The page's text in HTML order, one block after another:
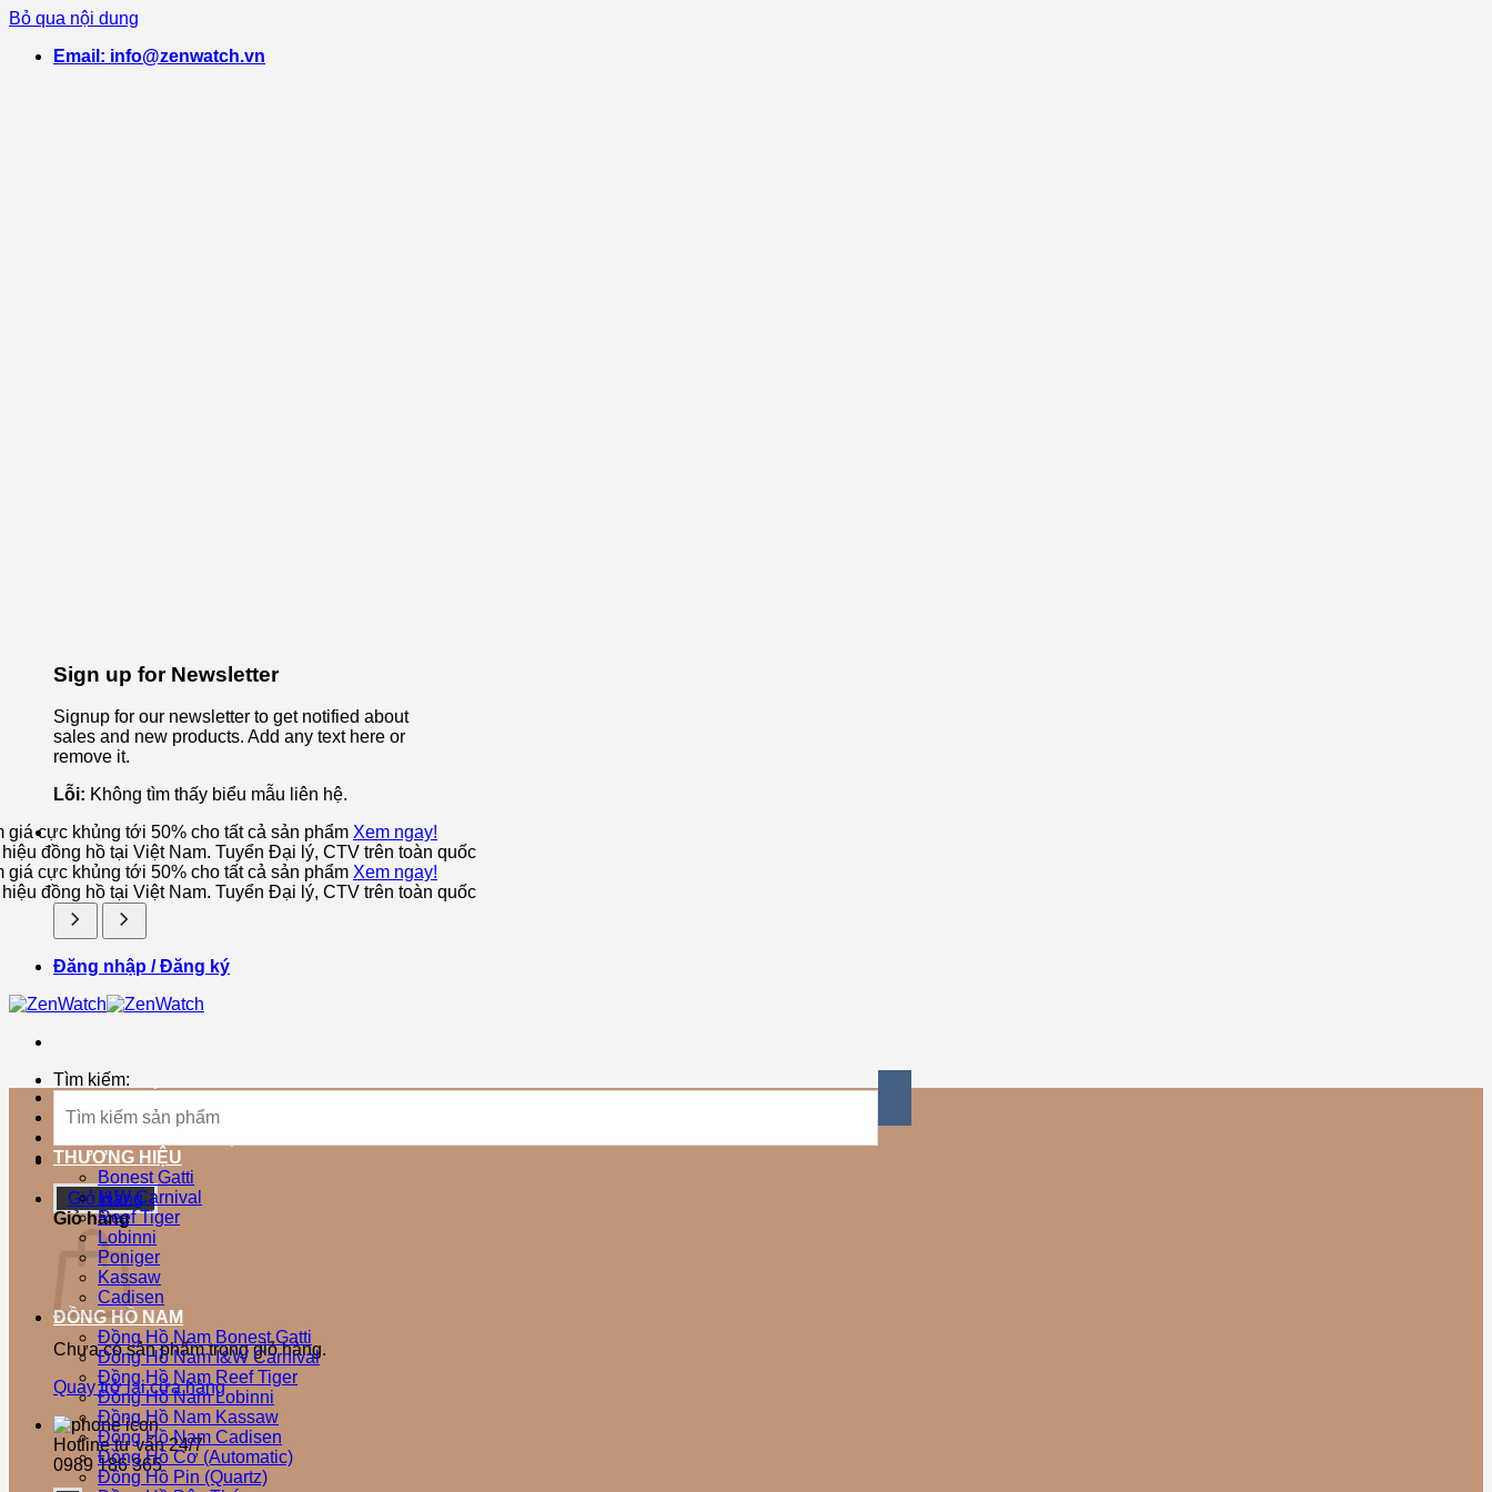
Bỏ qua nội dung
Email: info@zenwatch.vn
Sign up for Newsletter
Signup for our newsletter to get notified about
sales and new products. Add any text here or
remove it.
Lỗi: Không tìm thấy biểu mẫu liên hệ.
giá cực khủng tới 50% cho tất cả sản phẩm Xem ngay!
đồng hồ tại Việt Nam. Tuyển Đại lý, CTV trên toàn quốc
giá cực khủng tới 50% cho tất cả sản phẩm Xem ngay!
đồng hồ tại Việt Nam. Tuyển Đại lý, CTV trên toàn quốc
Đăng nhập / Đăng ký
Tìm kiếm:
Giỏ Hàng
Giỏ hàng
Chưa có sản phẩm trong giỏ hàng.
Quay trở lại cửa hàng
Hotline tư vấn 24/7
0989 186 365
TRANG CHỦ
SẢN PHẨM MỚI
THƯƠNG HIỆU
Bonest Gatti
I&W Carnival
Reef Tiger
Lobinni
Poniger
Kassaw
Cadisen
ĐỒNG HỒ NAM
Đồng Hồ Nam Bonest Gatti
Đồng Hồ Nam I&W Carnival
Đồng Hồ Nam Reef Tiger
Đồng Hồ Nam Lobinni
Đồng Hồ Nam Kassaw
Đồng Hồ Nam Cadisen
Đồng Hồ Cơ (Automatic)
Đồng Hồ Pin (Quartz)